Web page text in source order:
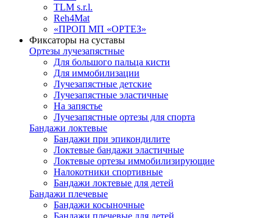
TLM s.r.l.
Reh4Mat
«ПРОП МП «ОРТЕЗ»
Фиксаторы на суставы
Ортезы лучезапястные
Для большого пальца кисти
Для иммобилизации
Лучезапястные детские
Лучезапястные эластичные
На запястье
Лучезапястные ортезы для спорта
Бандажи локтевые
Бандажи при эпикондилите
Локтевые бандажи эластичные
Локтевые ортезы иммобилизирующие
Налокотники спортивные
Бандажи локтевые для детей
Бандажи плечевые
Бандажи косыночные
Бандажи плечевые для детей